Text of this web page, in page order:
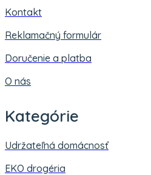
Kontakt
Reklamačný formulár
Doručenie a platba
O nás
Kategórie
Udržateľná domácnosť
EKO drogéria